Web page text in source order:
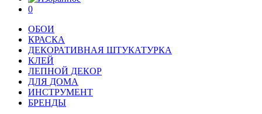
0
ОБОИ
КРАСКА
ДЕКОРАТИВНАЯ ШТУКАТУРКА
КЛЕЙ
ЛЕПНОЙ ДЕКОР
ДЛЯ ДОМА
ИНСТРУМЕНТ
БРЕНДЫ